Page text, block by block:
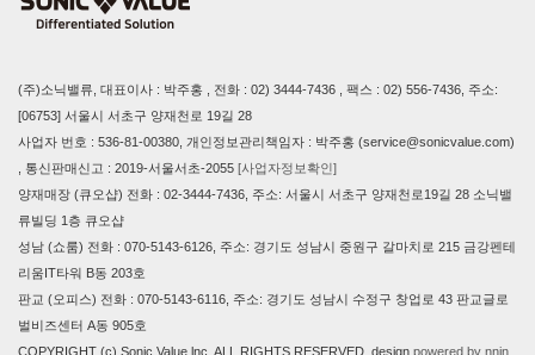
(주)소닉밸류, 대표이사 : 박주홍 , 전화 : 02) 3444-7436 , 팩스 : 02) 556-7436, 주소:
[06753] 서울시 서초구 양재천로 19길 28
사업자 번호 : 536-81-00380, 개인정보관리책임자 : 박주홍 (service@sonicvalue.com)
, 통신판매신고 : 2019-서울서초-2055 [사업자정보확인]
양재매장 (큐오샵) 전화 : 02-3444-7436, 주소: 서울시 서초구 양재천로19길 28 소닉밸
류빌딩 1층 큐오샵
성남 (쇼룸) 전화 : 070-5143-6126, 주소: 경기도 성남시 중원구 갈마치로 215 금강펜테
리움IT타워 B동 203호
판교 (오피스) 전화 : 070-5143-6116, 주소: 경기도 성남시 수정구 창업로 43 판교글로
벌비즈센터 A동 905호
COPYRIGHT (c) Sonic Value lnc, ALL RIGHTS RESERVED. design powered by nnin